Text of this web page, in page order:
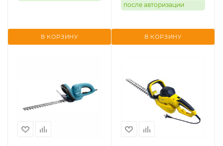
В КОРЗИНУ
после авторизации
В КОРЗИНУ